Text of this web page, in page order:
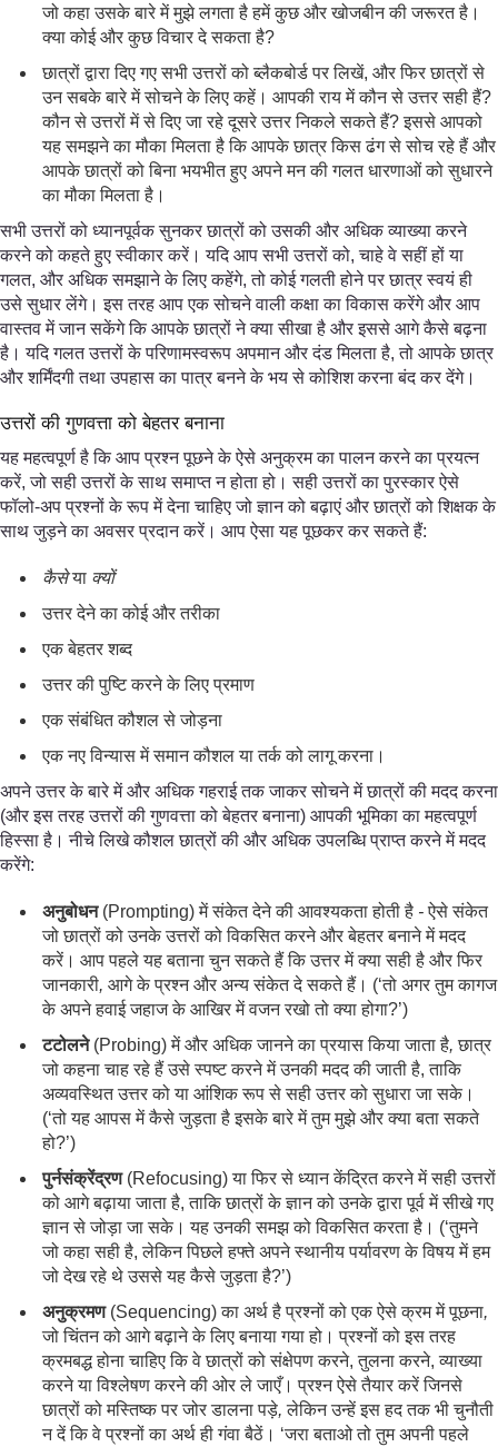
जो कहा उसके बारे में मुझे लगता है हमें कुछ और खोजबीन की जरूरत है।
क्या कोई और कुछ विचार दे सकता है?
छात्रों द्वारा दिए गए सभी उत्तरों को ब्लैकबोर्ड पर लिखें, और फिर छात्रों से
उन सबके बारे में सोचने के लिए कहें। आपकी राय में कौन से उत्तर सही हैं?
कौन से उत्तरों में से दिए जा रहे दूसरे उत्तर निकले सकते हैं? इससे आपको
यह समझने का मौका मिलता है कि आपके छात्र किस ढंग से सोच रहे हैं और
आपके छात्रों को बिना भयभीत हुए अपने मन की गलत धारणाओं को सुधारने
का मौका मिलता है।
सभी उत्तरों को ध्यानपूर्वक सुनकर छात्रों को उसकी और अधिक व्याख्या करने
करने को कहते हुए स्वीकार करें। यदि आप सभी उत्तरों को, चाहे वे सहीं हों या
गलत, और अधिक समझाने के लिए कहेंगे, तो कोई गलती होने पर छात्र स्वयं ही
उसे सुधार लेंगे। इस तरह आप एक सोचने वाली कक्षा का विकास करेंगे और आप
वास्तव में जान सकेंगे कि आपके छात्रों ने क्या सीखा है और इससे आगे कैसे बढ़ना
है। यदि गलत उत्तरों के परिणामस्वरूप अपमान और दंड मिलता है, तो आपके छात्र
और शर्मिंदगी तथा उपहास का पात्र बनने के भय से कोशिश करना बंद कर देंगे।
उत्तरों की गुणवत्ता को बेहतर बनाना
यह महत्वपूर्ण है कि आप प्रश्न पूछने के ऐसे अनुक्रम का पालन करने का प्रयत्न
करें, जो सही उत्तरों के साथ समाप्त न होता हो। सही उत्तरों का पुरस्कार ऐसे
फॉलो-अप प्रश्नों के रूप में देना चाहिए जो ज्ञान को बढ़ाएं और छात्रों को शिक्षक के
साथ जुड़ने का अवसर प्रदान करें। आप ऐसा यह पूछकर कर सकते हैं:
कैसेया क्यों
उत्तर देने का कोई और तरीका
एक बेहतर शब्द
उत्तर की पुष्टि करने के लिए प्रमाण
एक संबंधित कौशल से जोड़ना
एक नए विन्यास में समान कौशल या तर्क को लागू करना।
अपने उत्तर के बारे में और अधिक गहराई तक जाकर सोचने में छात्रों की मदद करना
(और इस तरह उत्तरों की गुणवत्ता को बेहतर बनाना) आपकी भूमिका का महत्वपूर्ण
हिस्सा है। नीचे लिखे कौशल छात्रों की और अधिक उपलब्धि प्राप्त करने में मदद
करेंगे:
अनुबोधन(Prompting) में संकेत देने की आवश्यकता होती है -ऐसे संकेत
जो छात्रों को उनके उत्तरों को विकसित करने और बेहतर बनाने में मदद
करें। आप पहले यह बताना चुन सकते हैं कि उत्तर में क्या सही है और फिर
जानकारी,आगे के प्रश्न और अन्य संकेत दे सकते हैं। (‘तो अगर तुम कागज
के अपने हवाई जहाज के आखिर में वजन रखो तो क्या होगा?’)
टटोलने(Probing) में और अधिक जानने का प्रयास किया जाता है,छात्र
जो कहना चाह रहे हैं उसे स्पष्ट करने में उनकी मदद की जाती है, ताकि
अव्यवस्थित उत्तर को या आंशिक रूप से सही उत्तर को सुधारा जा सके।
(‘तो यह आपस में कैसे जुड़ता है इसके बारे में तुम मुझे और क्या बता सकते
हो?’)
पुर्नसंक्रेंद्रण(Refocusing) या फिर से ध्यान केंद्रित करने में सही उत्तरों
को आगे बढ़ाया जाता है, ताकि छात्रों के ज्ञान को उनके द्वारा पूर्व में सीखे गए
ज्ञान से जोड़ा जा सके। यह उनकी समझ को विकसित करता है। (‘तुमने
जो कहा सही है, लेकिन पिछले हफ्ते अपने स्थानीय पर्यावरण के विषय में हम
जो देख रहे थे उससे यह कैसे जुड़ता है?’)
अनुक्रमण(Sequencing) का अर्थ है प्रश्नों को एक ऐसे क्रम में पूछना,
जो चिंतन को आगे बढ़ाने के लिए बनाया गया हो। प्रश्नों को इस तरह
क्रमबद्ध होना चाहिए कि वे छात्रों को संक्षेपण करने, तुलना करने, व्याख्या
करने या विश्लेषण करने की ओर ले जाएँ। प्रश्न ऐसे तैयार करें जिनसे
छात्रों को मस्तिष्क पर जोर डालना पड़े,लेकिन उन्हें इस हद तक भी चुनौती
न दें कि वे प्रश्नों का अर्थ ही गंवा बैठें। ‘जरा बताओ तो तुम अपनी पहले